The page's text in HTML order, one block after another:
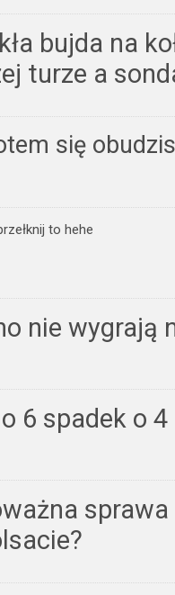
bujda na
turze a
się
to hehe
nie wygrają
6 spadek o 4